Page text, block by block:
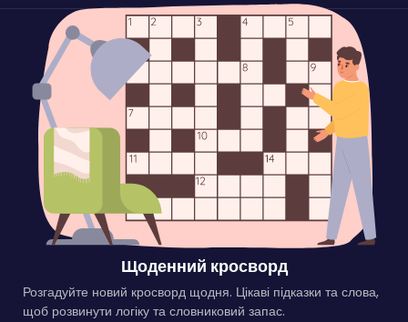
Щоденний кросворд
Розгадуйте новий кросворд щодня. Цікаві підказки та слова,
щоб розвинути логіку та словниковий запас.